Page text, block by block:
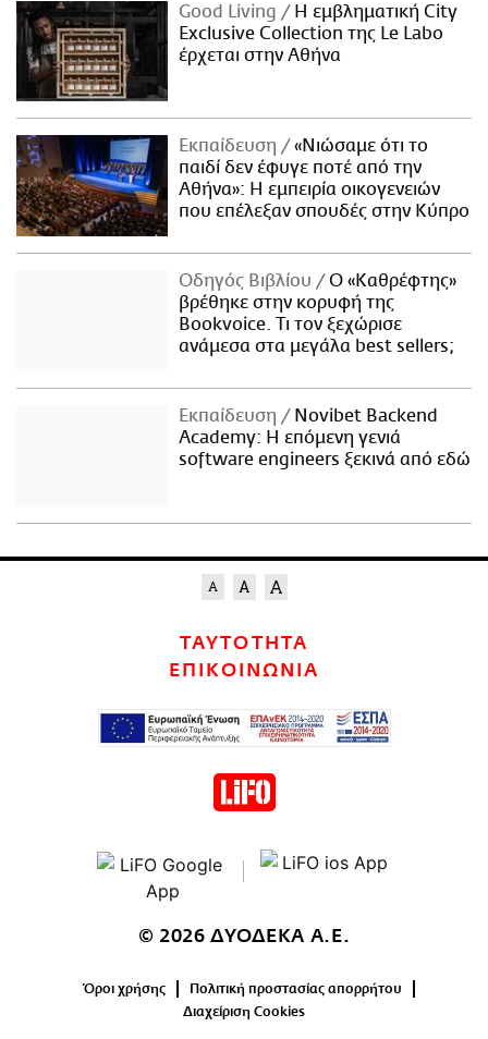
Good Living
Η εμβληματική City
Exclusive Collection της Le Labo
έρχεται στην Αθήνα
Εκπαίδευση
«Νιώσαμε ότι το
παιδί δεν έφυγε ποτέ από την
Αθήνα»: Η εμπειρία οικογενειών
που επέλεξαν σπουδές στην Κύπρο
Οδηγός Βιβλίου
Ο «Καθρέφτης»
βρέθηκε στην κορυφή της
Bookvoice. Τι τον ξεχώρισε
ανάμεσα στα μεγάλα best sellers;
Εκπαίδευση
Novibet Backend
Academy: Η επόμενη γενιά
software engineers ξεκινά από εδώ
ΤΑΥΤΟΤΗΤΑ
ΕΠΙΚΟΙΝΩΝΙΑ
© 2026 ΔΥΟΔΕΚΑ Α.Ε.
Όροι χρήσης
Πολιτική προστασίας απορρήτου
Διαχείριση Cookies